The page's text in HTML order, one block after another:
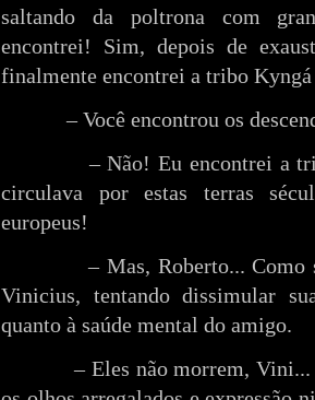
saltando da poltrona com
encontrei! Sim, depois de
finalmente encontrei a tribo
– Você encontrou os
– Não! Eu encontrei a
circulava por estas terras
europeus!
– Mas, Roberto... Como
Vinicius, tentando dissimular
quanto à saúde mental do amigo.
– Eles não morrem,